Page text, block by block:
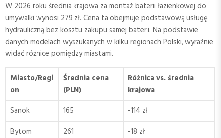
W 2026 roku średnia krajowa za montaż baterii łazienkowej do
umywalki wynosi 279 zł. Cena ta obejmuje podstawową usługę
hydrauliczną bez kosztu zakupu samej baterii. Na podstawie
danych modelach wyszukanych w kilku regionach Polski, wyraźnie
widać różnice pomiędzy miastami.
Miasto/Regi
on
Średnia cena
(PLN)
Różnica vs. średnia
krajowa
Sanok
165
-114 zł
Bytom
261
-18 zł